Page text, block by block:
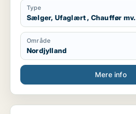
Type
Sælger, Ufaglært , Chauffør mv.
Område
Nordjylland
Mere info